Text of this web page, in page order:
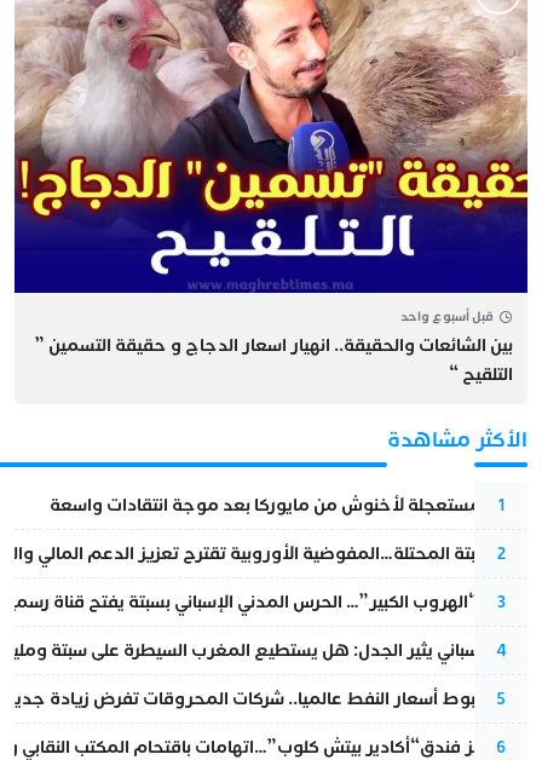
قبل أسبوع واحد
بين الشائعات والحقيقة.. انهيار اسعار الدجاج و حقيقة التسمين ”
التلقيح “
الأكثر مشاهدة
1
عودة مستعجلة لأخنوش من مايوركا بعد موجة انتقادات واسعة
2
أزمة سبتة المحتلة…المفوضية الأوروبية تقترح تعزيز الدعم المالي
3
عملية “الهروب الكبير”… الحرس المدني الإسباني بسبتة يفتح قناة
4
تقرير إسباني يثير الجدل: هل يستطيع المغرب السيطرة على سبتة
5
رغم هبوط أسعار النفط عالميا.. شركات المحروقات تفرض زيادة
6
أزمة تهز فندق“أكادير بيتش كلوب”…اتهامات باقتحام المكتب النقابي